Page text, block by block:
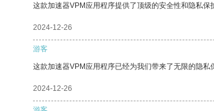
这款加速器VPM应用程序提供了顶级的安全性和隐私保
2024-12-26
游客
这款加速器VPM应用程序已经为我们带来了无限的隐私
2024-12-26